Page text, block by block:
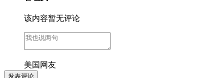
该内容暂无评论
美国网友